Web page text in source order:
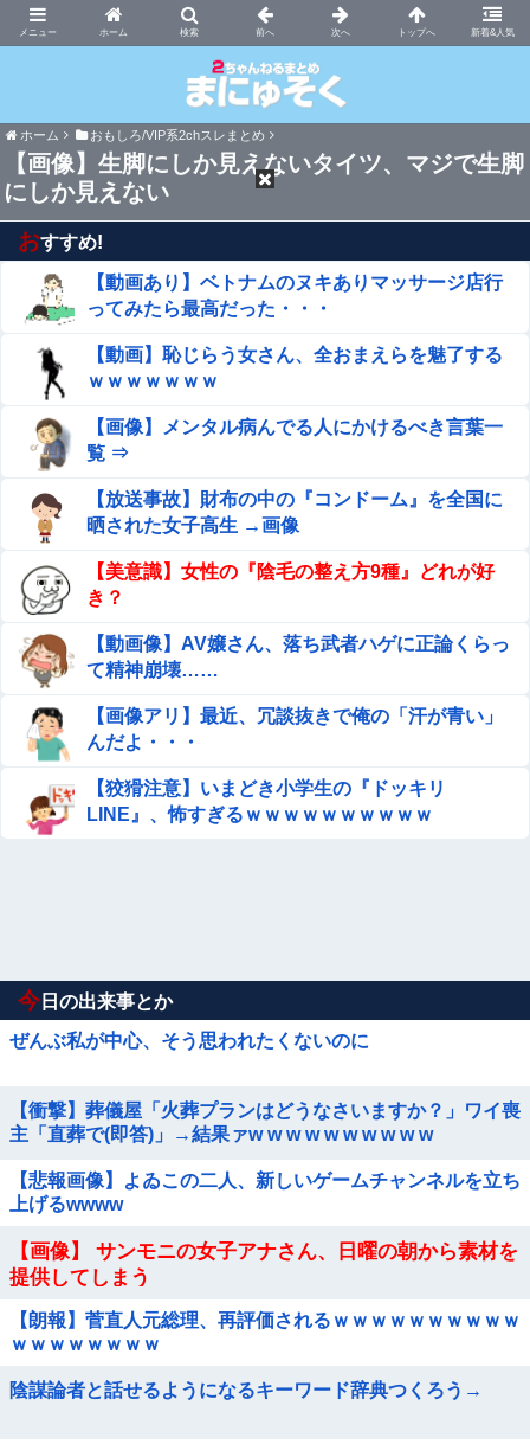
ホーム 新着&人気
まにゅそく 2chまとめニュース速報VIP
ホーム おもしろ/VIP系2chスレまとめ
【画像】生脚にしか見えないタイツ、マジで生脚
にしか見えない
おすすめ!
【動画あり】ベトナムのヌキありマッサージ店行
ってみたら最高だった・・・
【動画】恥じらう女さん、全おまえらを魅了する
ｗｗｗｗｗｗｗ
【画像】メンタル病んでる人にかけるべき言葉一
覧 ⇒
【放送事故】財布の中の『コンドーム』を全国に
晒された女子高生 →画像
【美意識】女性の『陰毛の整え方9種』どれが好
き？
【動画像】AV嬢さん、落ち武者ハゲに正論くらっ
て精神崩壊……
【画像アリ】最近、冗談抜きで俺の「汗が青い」
んだよ・・・
【狡猾注意】いまどき小学生の『ドッキリ
LINE』、怖すぎるｗｗｗｗｗｗｗｗｗｗ
今 日の出来事とか
ぜんぶ私が中心、そう思われたくないのに
【衝撃】葬儀屋「火葬プランはどうなさいますか？」ワイ喪
主「直葬で(即答)」→結果ァw w w w w w w w w w
【悲報画像】よゐこの二人、新しいゲームチャンネルを立ち
上げるwwww
【画像】 サンモニの女子アナさん、日曜の朝から素材を
提供してしまう
【朗報】菅直人元総理、再評価されるｗｗｗｗｗｗｗｗｗｗ
ｗｗｗｗｗｗｗｗ
陰謀論者と話せるようになるキーワード辞典つくろう→